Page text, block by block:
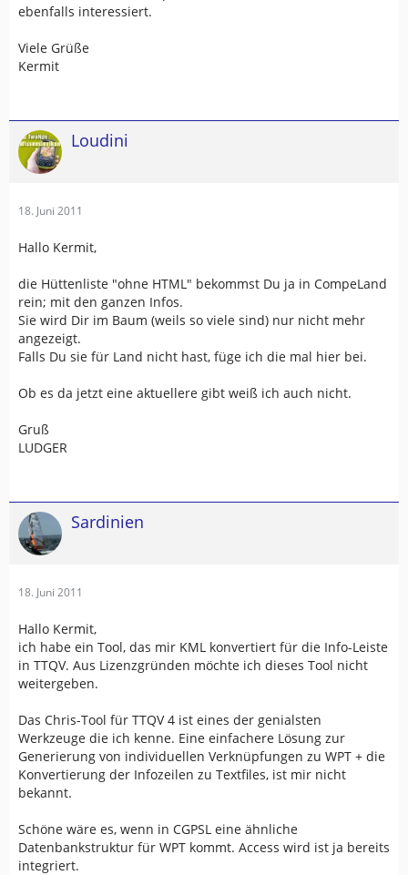
ebenfalls interessiert.
Viele Grüße
Kermit
Loudini
18. Juni 2011
Hallo Kermit,
die Hüttenliste "ohne HTML" bekommst Du ja in CompeLand
rein; mit den ganzen Infos.
Sie wird Dir im Baum (weils so viele sind) nur nicht mehr
angezeigt.
Falls Du sie für Land nicht hast, füge ich die mal hier bei.
Ob es da jetzt eine aktuellere gibt weiß ich auch nicht.
Gruß
LUDGER
Sardinien
18. Juni 2011
Hallo Kermit,
ich habe ein Tool, das mir KML konvertiert für die Info-Leiste
in TTQV. Aus Lizenzgründen möchte ich dieses Tool nicht
weitergeben.
Das Chris-Tool für TTQV 4 ist eines der genialsten
Werkzeuge die ich kenne. Eine einfachere Lösung zur
Generierung von individuellen Verknüpfungen zu WPT + die
Konvertierung der Infozeilen zu Textfiles, ist mir nicht
bekannt.
Schöne wäre es, wenn in CGPSL eine ähnliche
Datenbankstruktur für WPT kommt. Access wird ist ja bereits
integriert.